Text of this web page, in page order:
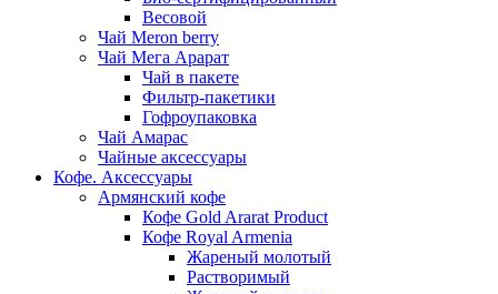
Весовой
Чай Meron berry
Чай Мега Арарат
Чай в пакете
Фильтр-пакетики
Гофроупаковка
Чай Амарас
Чайные аксессуары
Кофе. Аксессуары
Армянский кофе
Кофе Gold Ararat Product
Кофе Royal Armenia
Жареный молотый
Растворимый